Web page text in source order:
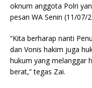
oknum anggota Polri
pesan WA Senin (11/07/
“Kita berharap nanti
dan Vonis hakim juga
hukum yang melanggar
berat,” tegas Zai.